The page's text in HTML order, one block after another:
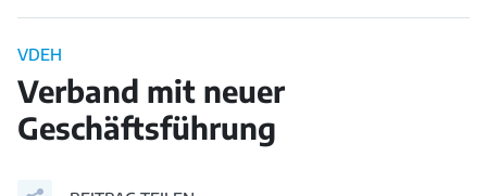
VDEH
Verband mit neuer
Geschäftsführung